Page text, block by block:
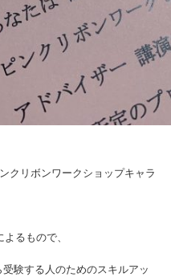
クリボンワークショップキャラ
るもので、
験する人のためのスキルアッ